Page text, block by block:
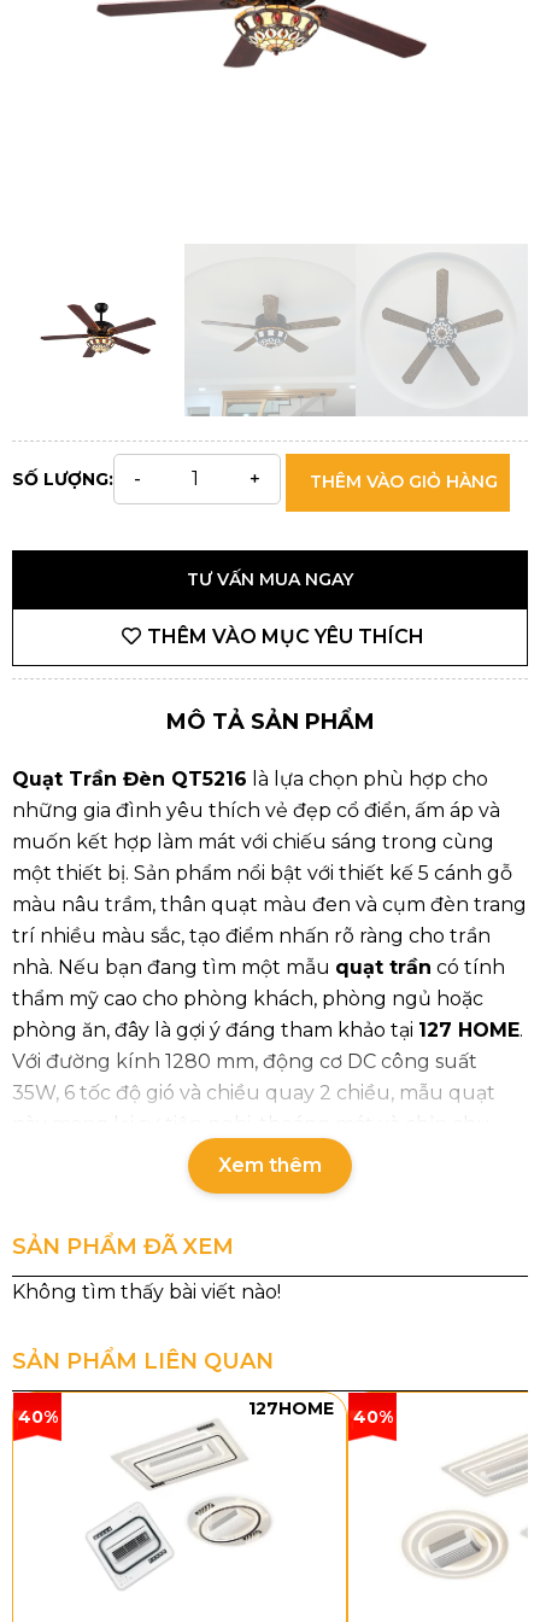
SỐ LƯỢNG: THÊM VÀO GIỎ HÀNG
TƯ VẤN MUA NGAY
THÊM VÀO MỤC YÊU THÍCH
MÔ TẢ SẢN PHẨM
Quạt Trần Đèn QT5216 là lựa chọn phù hợp cho
những gia đình yêu thích vẻ đẹp cổ điển, ấm áp và
muốn kết hợp làm mát với chiếu sáng trong cùng
một thiết bị. Sản phẩm nổi bật với thiết kế 5 cánh gỗ
màu nâu trầm, thân quạt màu đen và cụm đèn trang
trí nhiều màu sắc, tạo điểm nhấn rõ ràng cho trần
nhà. Nếu bạn đang tìm một mẫu quạt trần có tính
thẩm mỹ cao cho phòng khách, phòng ngủ hoặc
phòng ăn, đây là gợi ý đáng tham khảo tại 127 HOME.
Với đường kính 1280 mm, động cơ DC công suất
35W, 6 tốc độ gió và chiều quay 2 chiều, mẫu quạt
này mang lại sự tiện nghi, thoáng mát và chỉn chu
cho không gian sống.
Thông số chi tiết sản phẩm
Xem thêm
SẢN PHẨM ĐÃ XEM
SẢN PHẨM LIÊN QUAN
40% 127HOME 40%